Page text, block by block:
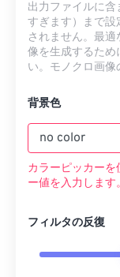
出力ファイルに
すぎます）まで
されません。最
像を生成するため
い。モノクロ画像
背景色
カラーピッカーを
ー値を入力します
フィルタの反復